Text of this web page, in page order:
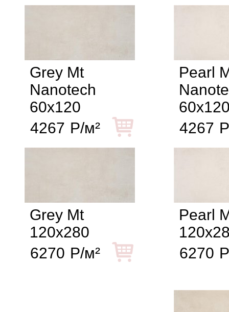
Grey Mt
Nanotech
60x120
4267 Р/м²
Pearl
4267
Grey Mt
120x280
6270 Р/м²
Pearl
6270